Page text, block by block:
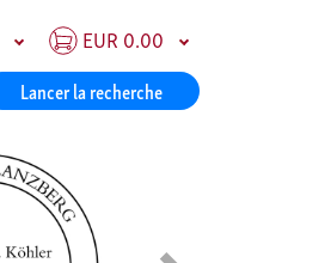
EUR 0.00
Lancer la recherche